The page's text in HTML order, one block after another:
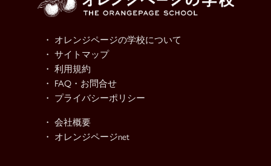
・ オレンジページの学校について
・ サイトマップ
・ 利用規約
・ FAQ・お問合せ
・ プライバシーポリシー
・ 会社概要
・ オレンジページnet